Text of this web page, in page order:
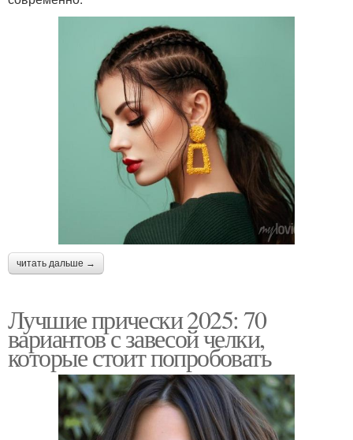
читать дальше →
Лучшие прически 2025: 70
вариантов с завесой челки,
которые стоит попробовать